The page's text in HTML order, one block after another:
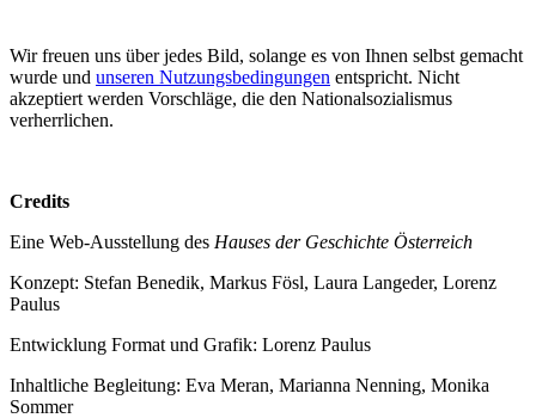
Wir freuen uns über jedes Bild, solange es von Ihnen selbst gemacht
wurde und unseren Nutzungsbedingungen entspricht. Nicht
akzeptiert werden Vorschläge, die den Nationalsozialismus
verherrlichen.
Credits
Eine Web-Ausstellung des Hauses der Geschichte Österreich
Konzept: Stefan Benedik, Markus Fösl, Laura Langeder, Lorenz
Paulus
Entwicklung Format und Grafik: Lorenz Paulus
Inhaltliche Begleitung: Eva Meran, Marianna Nenning, Monika
Sommer